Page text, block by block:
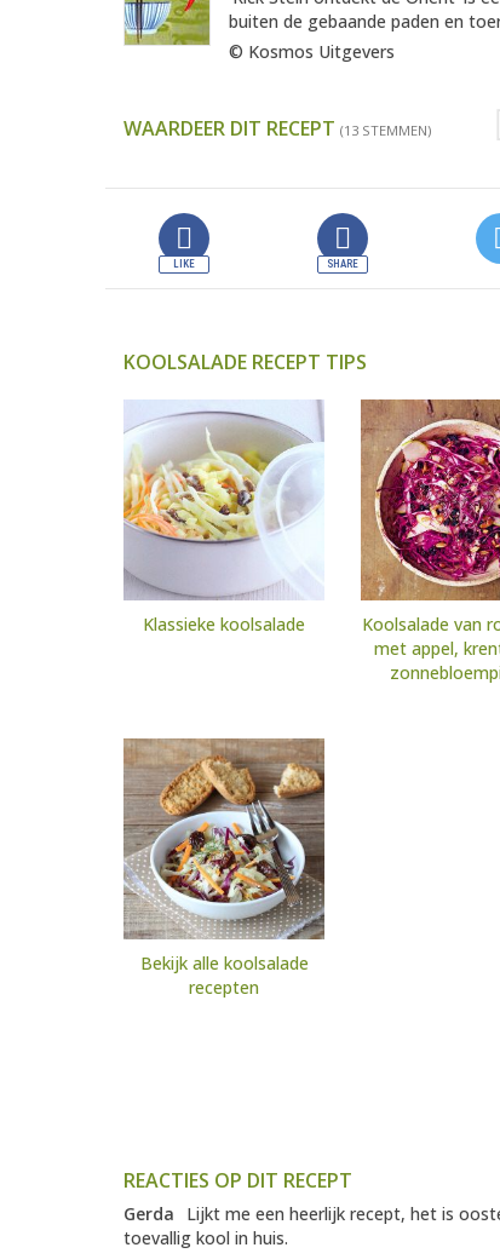
buiten de gebaande paden en
© Kosmos Uitgevers
WAARDEER DIT RECEPT (13 STEMMEN)
KOOLSALADE RECEPT TIPS
Klassieke koolsalade
Koolsalade van
met appel,
Bekijk alle koolsalade
recepten
REACTIES OP DIT RECEPT
Gerda
Lijkt me een heerlijk recept, het is
toevallig kool in huis.